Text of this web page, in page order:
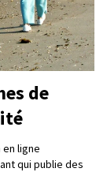
de
ligne
qui publie des